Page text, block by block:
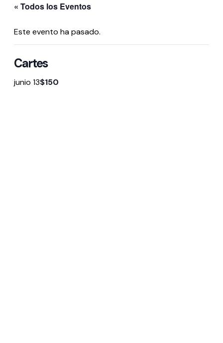
« Todos los Eventos
Este evento ha pasado.
Cartes
junio 13$150